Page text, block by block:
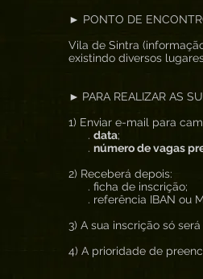
► PONTO DE
Vila de Sintra
existindo diversos
► PARA REALIZAR AS
1) Enviar e-mail para
. data;
. número de vagas
2) Receberá depois:
. ficha de inscrição;
. referência IBAN ou
3) A sua inscrição só
4) A prioridade de